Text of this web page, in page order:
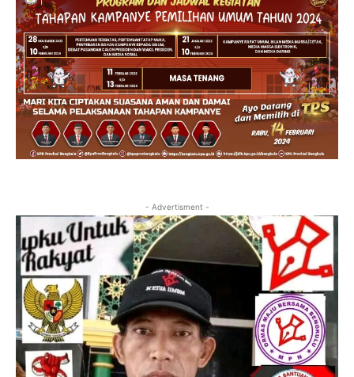
- Advertisment -